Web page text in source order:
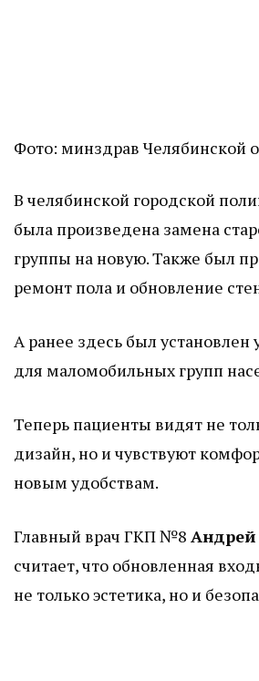
Фото: минздрав Челябинской
В челябинской городской
была произведена замена
группы на новую. Также был
ремонт пола и обновление
А ранее здесь был
для маломобильных групп
Теперь пациенты видят не
дизайн, но и чувствуют
новым удобствам.
Главный врач ГКП №8 Андрей
считает, что обновленная
не только эстетика, но и